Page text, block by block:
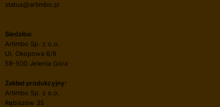
status@artimbo.pl
Siedziba:
Artimbo Sp. z o.o.
Ul. Okopowa 6/8
58-500 Jelenia Góra
Zakład produkcyjny:
Artimbo Sp. z o.o.
Rębiszów 35